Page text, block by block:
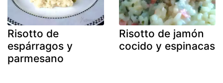
Risotto de
espárragos y
parmesano
Risotto de jamón
cocido y espinacas